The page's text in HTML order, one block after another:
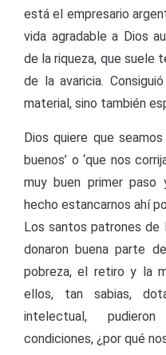
está el empresario
vida agradable a Dios
de la riqueza, que suele
de la avaricia.
material, sino también
Dios quiere que
buenos’ o ‘que nos
muy buen primer paso
hecho estancarnos ahí
Los santos patrones de
donaron buena parte
pobreza, el retiro y la
ellos, tan sabias,
intelectual,
condiciones, ¿por qué